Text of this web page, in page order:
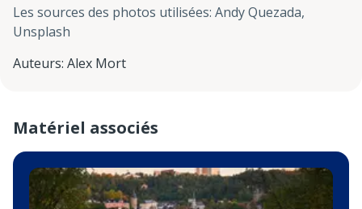
Les sources des photos utilisées: Andy Quezada,
Unsplash
Auteurs: Alex Mort
Matériel associés